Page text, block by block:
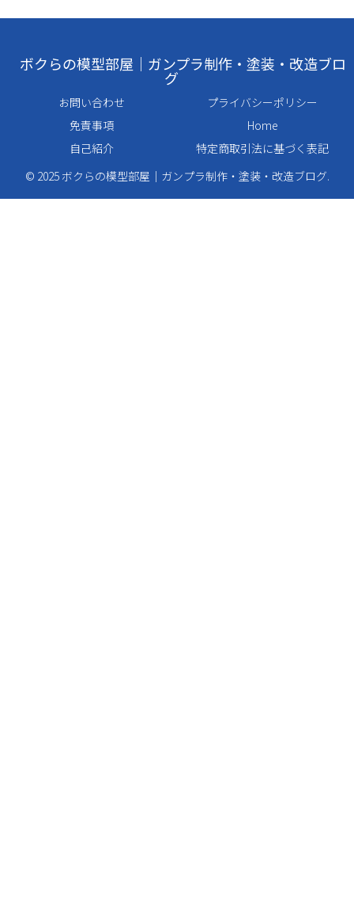
ボクらの模型部屋｜ガンプラ制作・塗装・改造ブロ
グ
お問い合わせ
プライバシーポリシー
免責事項
Home
自己紹介
特定商取引法に基づく表記
© 2025 ボクらの模型部屋｜ガンプラ制作・塗装・改造ブログ.